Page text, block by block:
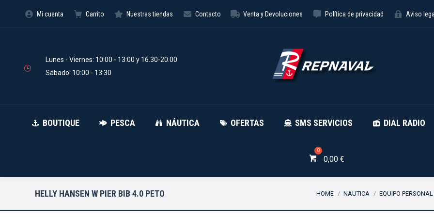
Mi cuenta Carrito Nuestras tiendas Contacto Venta y Devoluciones Política de privacidad Aviso legal
Lunes - Viernes: 10:00 - 13:00 y 16.30-20.00
Sábado: 10:00 - 13:30
BOUTIQUE PESCA NÁUTICA OFERTAS SMS SERVICIOS DIAL RADIO
0,00 €
HELLY HANSEN W PIER BIB 4.0 PETO You are here:
HOME NAUTICA EQUIPO PERSONAL
BOUTIQUE PESCA NÁUTICA OFERTAS SMS
productos